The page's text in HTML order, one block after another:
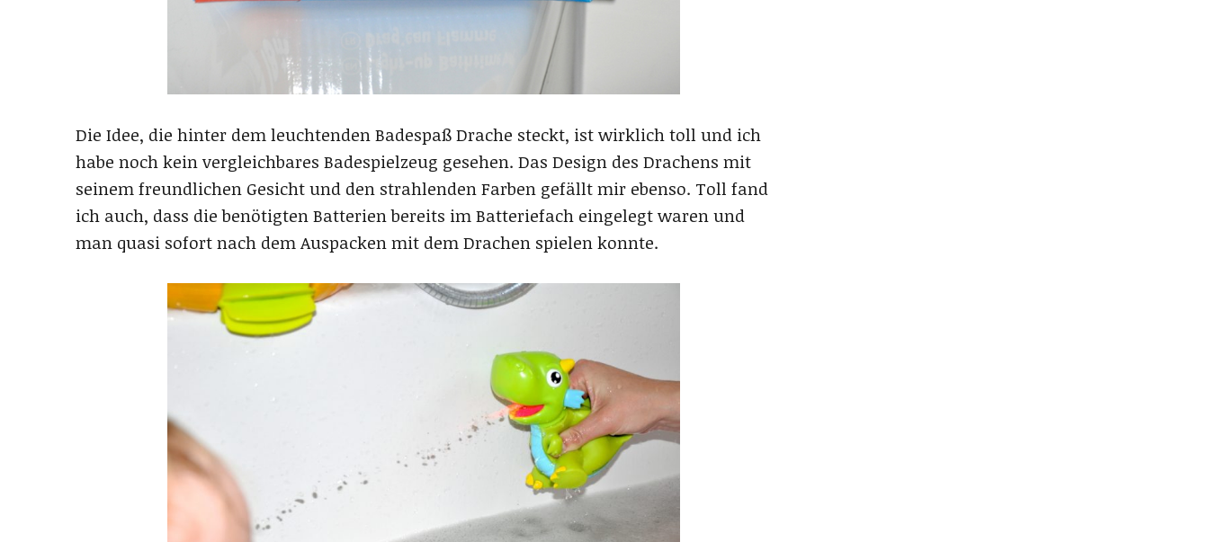
Die Idee, die hinter dem leuchtenden Badespaß Drache steckt, ist wirklich toll und ich
habe noch kein vergleichbares Badespielzeug gesehen. Das Design des Drachens mit
seinem freundlichen Gesicht und den strahlenden Farben gefällt mir ebenso. Toll fand
ich auch, dass die benötigten Batterien bereits im Batteriefach eingelegt waren und
man quasi sofort nach dem Auspacken mit dem Drachen spielen konnte.